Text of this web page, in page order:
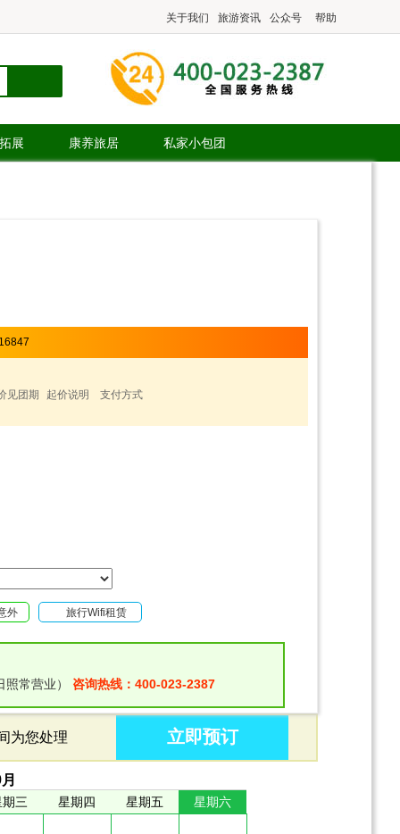
关于我们 旅游资讯 公众号 帮助
展 康养旅居 私家小包团
见团期 起价说明 支付方式
外 旅行Wifi租赁
常营业） 咨询热线：400-023-2387
为您处理 立即预订
月
期三 星期四 星期五 星期六